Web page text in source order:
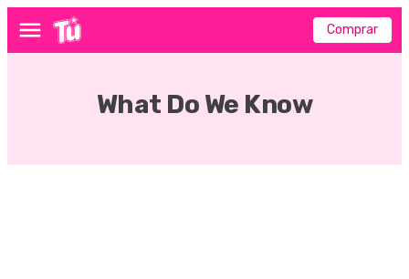
Menú Comprar
What Do We Know